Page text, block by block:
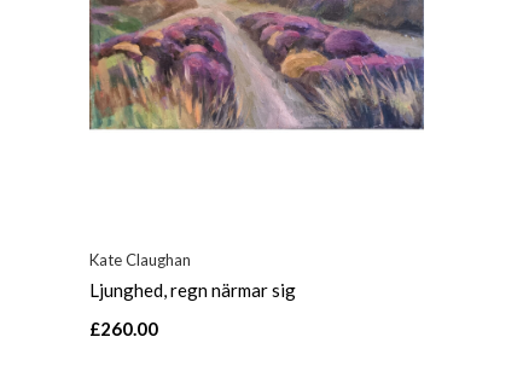
Kate Claughan
Ljunghed, regn närmar sig
£260.00